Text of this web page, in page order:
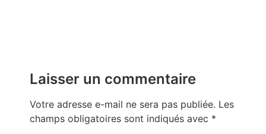
Laisser un commentaire
Votre adresse e-mail ne sera pas publiée. Les
champs obligatoires sont indiqués avec *